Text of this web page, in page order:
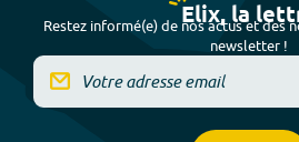
Elix, la
Restez informé(e) de nos actus et des
newsletter !